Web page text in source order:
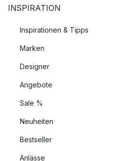
INSPIRATION
Inspirationen & Tipps
Marken
Designer
Angebote
Sale %
Neuheiten
Bestseller
Anlässe